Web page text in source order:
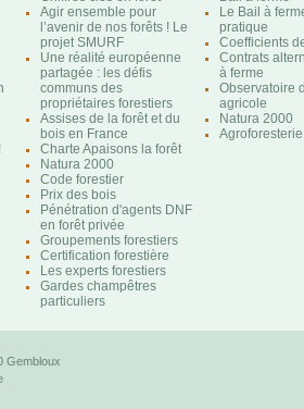
Agir ensemble pour
l’avenir de nos forêts ! Le
projet SMURF
Une réalité européenne
partagée : les défis
communs des
propriétaires forestiers
Assises de la forêt et du
bois en France
Charte Apaisons la forêt
Natura 2000
Code forestier
Prix des bois
Pénétration d'agents DNF
en forêt privée
Groupements forestiers
Certification forestière
Les experts forestiers
Gardes champêtres
particuliers
Le Bail à
pratique
Coefficients
Contrats
à ferme
Observatoire
agricole
Natura 2000
Gembloux